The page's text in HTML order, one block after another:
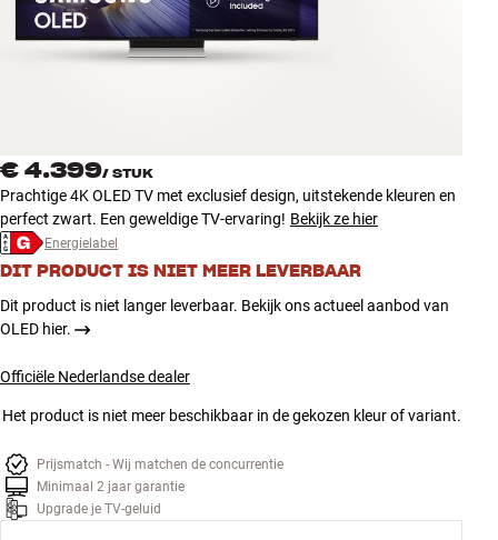
Accessoires
NIEUW
AANBIEDINGEN
Winkels
Klantenservice
Klantenservice
€ 4.399/ STUK
Prachtige 4K OLED TV met exclusief design, uitstekende kleuren en
perfect zwart. Een geweldige TV-ervaring! Bekijk ze hier
Energielabel
DIT PRODUCT IS NIET MEER LEVERBAAR
Dit product is niet langer leverbaar. Bekijk ons actueel aanbod van
OLED hier.
Officiële Nederlandse dealer
Het product is niet meer beschikbaar in de gekozen kleur of variant.
Prijsmatch - Wij matchen de concurrentie
Minimaal 2 jaar garantie
Upgrade je TV-geluid